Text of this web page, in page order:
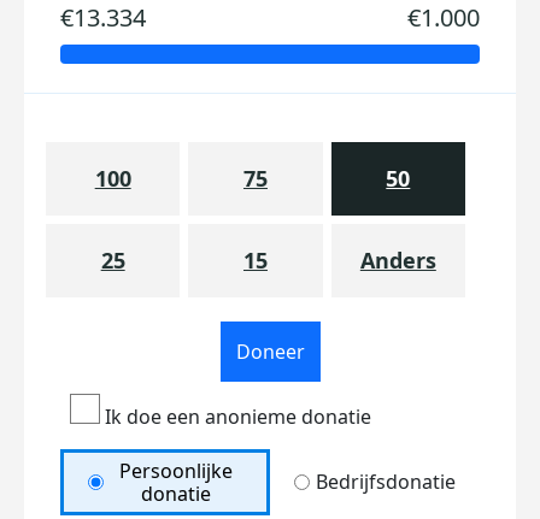
€13.334 €1.000
100 75 50
25 15 Anders
Doneer
Ik doe een anonieme donatie
Persoonlijke
donatie
Bedrijfsdonatie